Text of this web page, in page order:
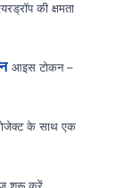
की क्षमता
आइस टोकन –
के साथ एक